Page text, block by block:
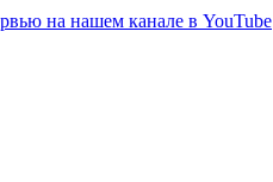
на нашем канале в YouTube